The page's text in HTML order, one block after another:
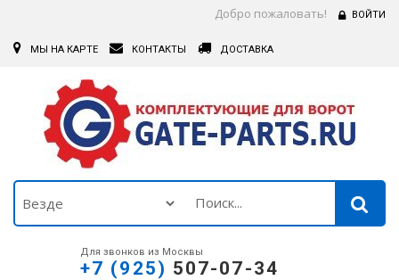
Добро пожаловать! ВОЙТИ
МЫ НА КАРТЕ КОНТАКТЫ ДОСТАВКА
Для звонков из Москвы
+7 (925) 507-07-34